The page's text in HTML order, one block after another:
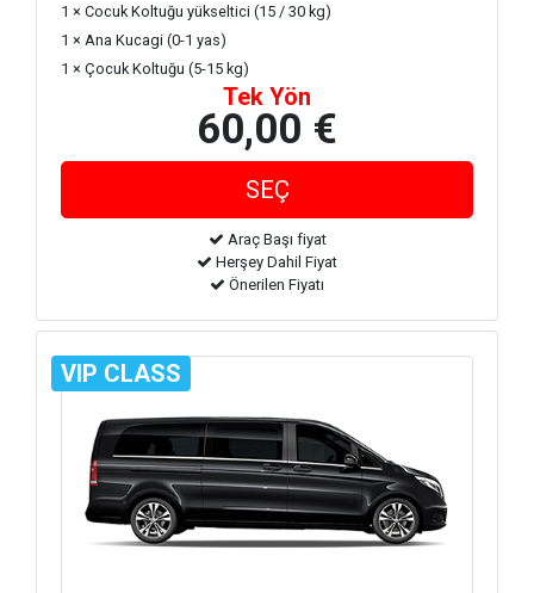
1 × Cocuk Koltuğu yükseltici (15 / 30 kg)
1 × Ana Kucagi (0-1 yas)
1 × Çocuk Koltuğu (5-15 kg)
Tek Yön
60,00 €
Araç Başı fiyat
Herşey Dahil Fiyat
Önerilen Fiyatı
VIP CLASS